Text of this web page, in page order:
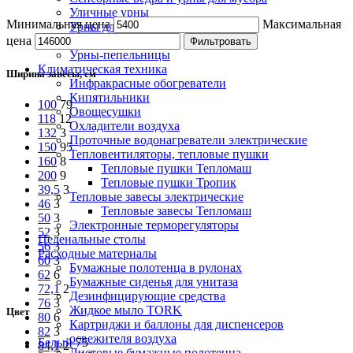
Уличные урны
Урны для бумаги
Урны настенные
Урны-пепельницы
Климатическая техника
Инфракрасные обогреватели
Кипятильники
Овощесушки
Охладители воздуха
Проточные водонагреватели электрические
Тепловентиляторы, тепловые пушки
Тепловые пушки Тепломаш
Тепловые пушки Тропик
Тепловые завесы электрические
Тепловые завесы Тепломаш
Электронные терморегуляторы
Пеленальные столы
Расходные материалы
Бумажные полотенца в рулонах
Бумажные сиденья для унитаза
Дезинфицирующие средства
Жидкое мыло TORK
Картриджи и баллоны для диспенсеров
освежителя воздуха
Минимальная цена
Максимальная
цена
Фильтровать
Ширина завесы, см
100 79
118 12
132 3
150 95
160 8
200 9
39,5 3
46 3
50 3
52 3
56 3
60 3
62 6
72,1 2
76 3
80 6
82 3
84,1 2
Цвет
Белый 75